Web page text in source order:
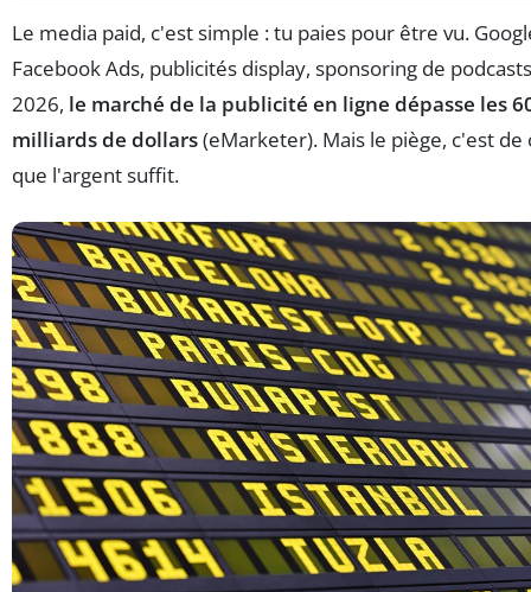
Le media paid, c'est simple : tu paies pour être vu.
Facebook Ads, publicités display, sponsoring de
2026, le marché de la publicité en ligne dépasse les
milliards de dollars(eMarketer). Mais le piège, c'est de
que l'argent suffit.